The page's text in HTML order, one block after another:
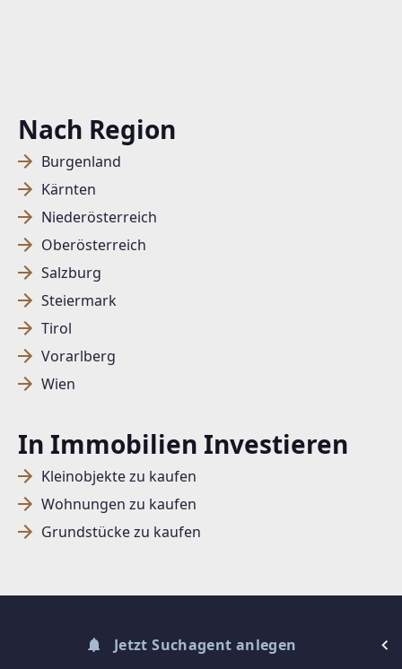
Nach Region
Burgenland
Kärnten
Niederösterreich
Oberösterreich
Salzburg
Steiermark
Tirol
Vorarlberg
Wien
In Immobilien Investieren
Kleinobjekte zu kaufen
Wohnungen zu kaufen
Grundstücke zu kaufen
Jetzt Suchagent anlegen
SUCHAGENT ANLEGEN FÜR DIE
AKTUELLEN SUCHKRITERIEN
Dieser Filter wird viele Treffer erzeugen. Bitte setzen
Treffer verfeinern
Ich stimme der Verarbeitung meiner Daten, wie
in den
Datenschutzbestimmungen
zu.
© DIBEO.AT - DIE BESTEN OBJEKTE 2026